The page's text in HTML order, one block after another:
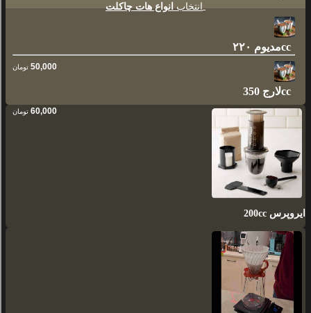
انتخاب انواع هات چاکلت
مدیوم ۲۲۰cc
50,000 تومان
لارج 350cc
60,000 تومان
ایروپرس 200cc